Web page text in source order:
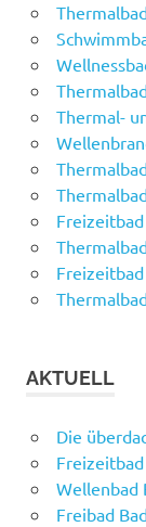
Thermal-
AKTUELL
Die
Wellenbad
Freibad